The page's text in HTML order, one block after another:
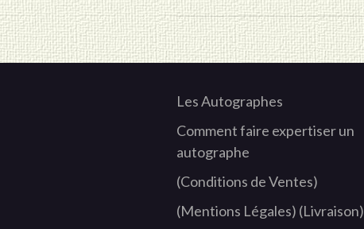
Les Autographes
Comment faire expertiser un
autographe
(Conditions de Ventes)
(Mentions Légales) (Livraison)